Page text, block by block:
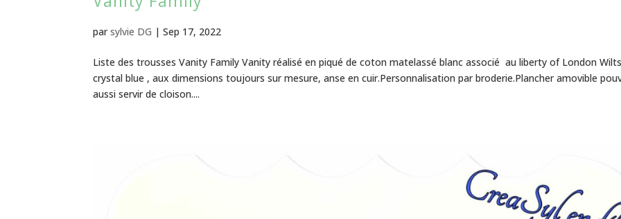
parsylvie DG |Sep 17, 2022
Liste des trousses Vanity Family Vanity réalisé en piqué de coton matelassé blanc associé au liberty of London
crystal blue , aux dimensions toujours sur mesure, anse en cuir.Personnalisation par broderie.Plancher amovible
aussi servir de cloison....